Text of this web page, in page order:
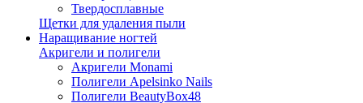
Твердосплавные
Щетки для удаления пыли
Наращивание ногтей
Акригели и полигели
Акригели Monami
Полигели Apelsinko Nails
Полигели BeautyBox48